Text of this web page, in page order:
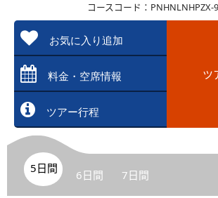
コースコード：PNHNLNHPZX-
お気に入り追加
料金・空席情報
ツアー行程
ツ
5日間 6日間 7日間